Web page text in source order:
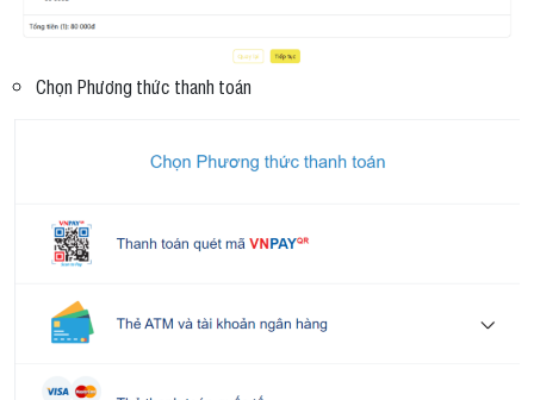
Chọn Phương thức thanh toán